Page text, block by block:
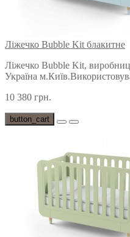
Ліжечко Bubble Kit блакитне
Ліжечко Bubble Kit,
Україна
10 380 грн.
button_cart